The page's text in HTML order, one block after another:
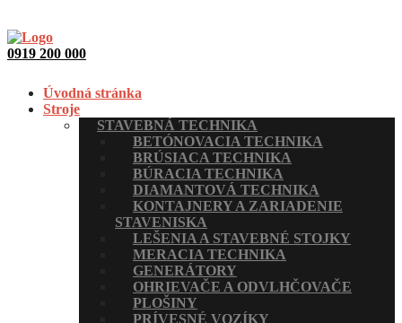
0919 200 000
Úvodná stránka
Stroje
STAVEBNÁ TECHNIKA
BETÓNOVACIA TECHNIKA
BRÚSIACA TECHNIKA
BÚRACIA TECHNIKA
DIAMANTOVÁ TECHNIKA
KONTAJNERY A ZARIADENIE
STAVENISKA
LEŠENIA A STAVEBNÉ STOJKY
MERACIA TECHNIKA
GENERÁTORY
OHRIEVAČE A ODVLHČOVAČE
PLOŠINY
PRÍVESNÉ VOZÍKY